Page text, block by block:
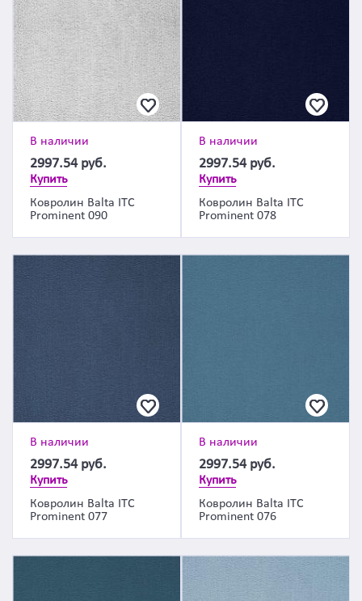
В наличии
2997.54 руб.
Купить
Ковролин Balta ITC
Prominent 090
В наличии
2997.54 руб.
Купить
Ковролин Balta ITC
Prominent 078
В наличии
2997.54 руб.
Купить
Ковролин Balta ITC
Prominent 077
В наличии
2997.54 руб.
Купить
Ковролин Balta ITC
Prominent 076